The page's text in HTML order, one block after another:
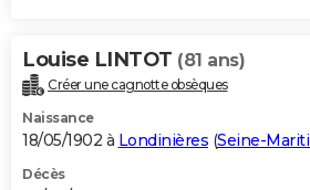
Louise LINTOT (81 ans)
Créer une cagnotte obsèques
Naissance
18/05/1902 à Londinières (Seine-
Décès